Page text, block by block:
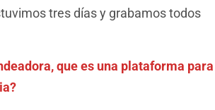
tres días y grabamos todos
que es una plataforma para